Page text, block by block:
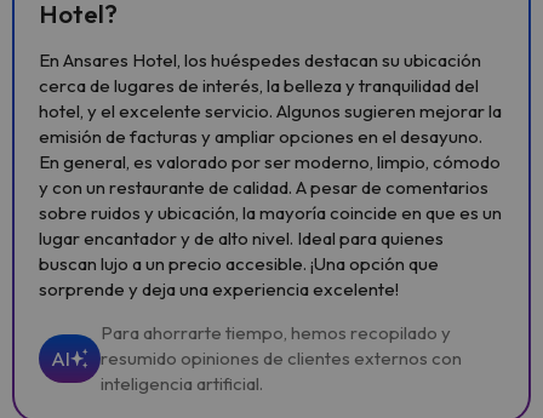
Hotel?
En Ansares Hotel, los huéspedes destacan su ubicación
cerca de lugares de interés, la belleza y tranquilidad del
hotel, y el excelente servicio. Algunos sugieren mejorar la
emisión de facturas y ampliar opciones en el desayuno.
En general, es valorado por ser moderno, limpio, cómodo
y con un restaurante de calidad. A pesar de comentarios
sobre ruidos y ubicación, la mayoría coincide en que es un
lugar encantador y de alto nivel. Ideal para quienes
buscan lujo a un precio accesible. ¡Una opción que
sorprende y deja una experiencia excelente!
AI
Para ahorrarte tiempo, hemos recopilado y
resumido opiniones de clientes externos con
inteligencia artificial.